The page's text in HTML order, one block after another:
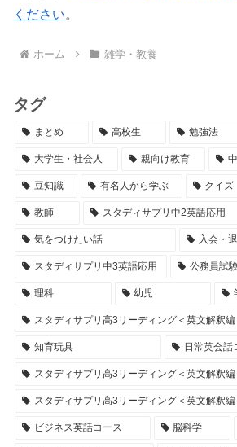
ください。
ホーム 雑学・教養
タグ
まとめ 高校生 勉強法
大学生・社会人 親向け教育
豆知識 有名人から学ぶ クイズ
教師 スタディサプリ中2英語応用
気をつけたい話 入会・
スタディサプリ中3英語応用 公務員試
理科 幼児
スタディサプリ高3リーディング＜英文解釈
知育玩具 日常英会話
スタディサプリ高3リーディング＜英文解釈
スタディサプリ高3リーディング＜英文解釈
ビジネス英話コース 脳科学